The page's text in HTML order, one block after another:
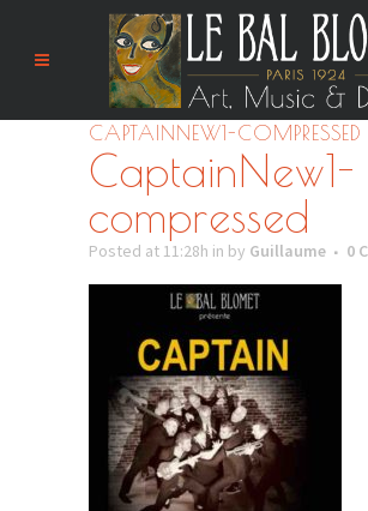
CAPTAINNEW1-COMPRESSED
CaptainNew1-
compressed
Posted at 11:28h in by Guillaume 0